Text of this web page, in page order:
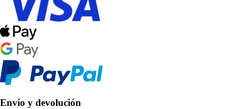
Envío y devolución